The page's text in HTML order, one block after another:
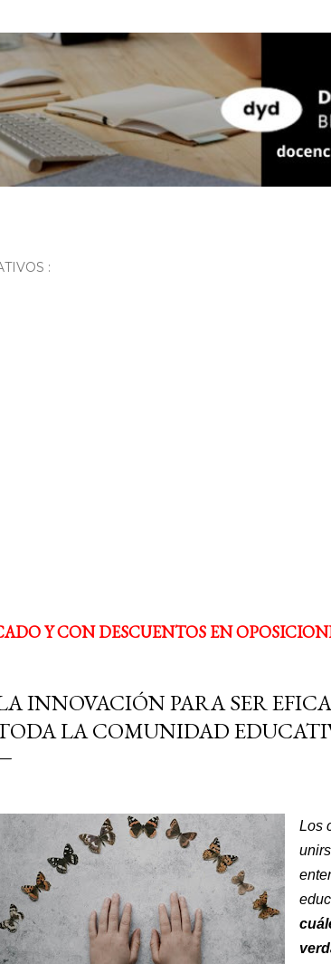
:
Y CON DESCUENTOS EN
INNOVACIÓN PARA SER
LA COMUNIDAD
Los